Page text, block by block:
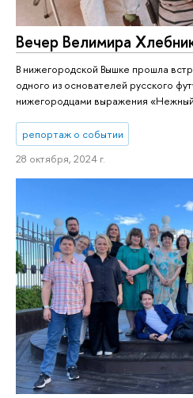
Вечер Велимира
В нижегородской Вышке прошла
одного из основателей русского
нижегородцами выражения
репортаж о событии
28 октября, 2024 г.